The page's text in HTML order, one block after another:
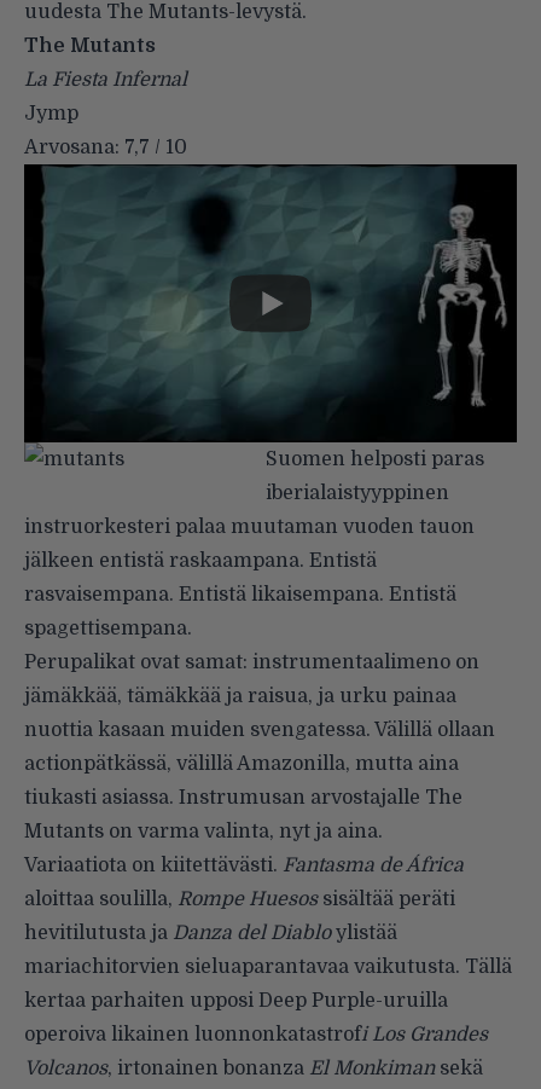
uudesta The Mutants-levystä.
The Mutants
La Fiesta Infernal
Jymp
Arvosana: 7,7 / 10
Suomen helposti paras
iberialaistyyppinen
instruorkesteri palaa muutaman vuoden tauon
jälkeen entistä raskaampana. Entistä
rasvaisempana. Entistä likaisempana. Entistä
spagettisempana.
Perupalikat ovat samat: instrumentaalimeno on
jämäkkää, tämäkkää ja raisua, ja urku painaa
nuottia kasaan muiden svengatessa. Välillä ollaan
actionpätkässä, välillä Amazonilla, mutta aina
tiukasti asiassa. Instrumusan arvostajalle The
Mutants on varma valinta, nyt ja aina.
Variaatiota on kiitettävästi. Fantasma de África
aloittaa soulilla, Rompe Huesossisältää peräti
hevitilutusta ja Danza del Diabloylistää
mariachitorvien sieluaparantavaa vaikutusta. Tällä
kertaa parhaiten upposi Deep Purple-uruilla
operoiva likainen luonnonkatastrofi Los Grandes
Volcanos, irtonainen bonanza El Monkimansekä